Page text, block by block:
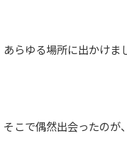
あらゆる場所に出かけま
そこで偶然出会ったのが、